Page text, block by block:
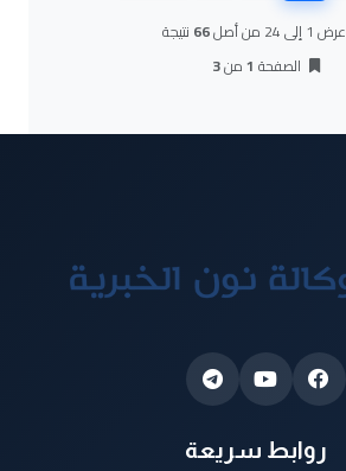
عرض 1 إلى 24 من أصل 66 نتيجة
الصفحة 1من3
روابط سريعة